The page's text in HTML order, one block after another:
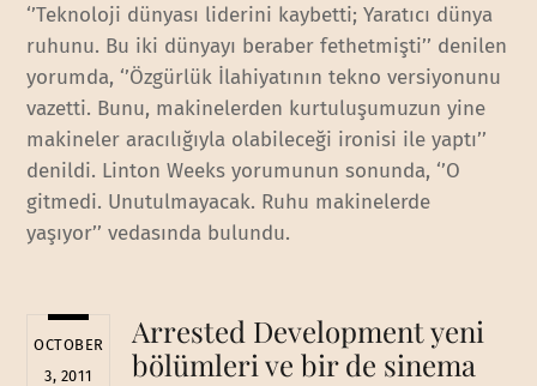
‘’Teknoloji dünyası liderini kaybetti; Yaratıcı dünya
ruhunu. Bu iki dünyayı beraber fethetmişti’’ denilen
yorumda, ‘’Özgürlük İlahiyatının tekno versiyonunu
vazetti. Bunu, makinelerden kurtuluşumuzun yine
makineler aracılığıyla olabileceği ironisi ile yaptı’’
denildi. Linton Weeks yorumunun sonunda, ‘’O
gitmedi. Unutulmayacak. Ruhu makinelerde
yaşıyor’’ vedasında bulundu.
OCTOBER
3, 2011
Arrested Development yeni
bölümleri ve bir de sinema